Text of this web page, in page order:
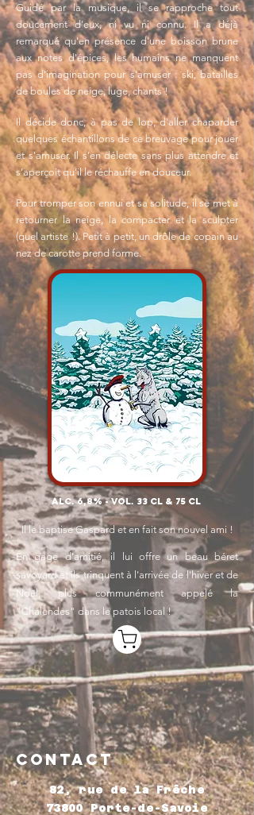
Guidé par la musique, il se rapproche tout
doucement d'eux, ni vu ni connu. Il a déjà
remarqué qu'en présence d'une boisson brune
aux notes d'épices, les humains ne manquent
pas d'imagination pour s'amuser : ski, batailles
de boules de neige, luge, chants !
Il décide donc, à pas de lop, d'aller chaparder
quelques échantillons de ce breuvage pour jouer
et s'amuser. Il s’en délecte sans plus attendre et
s’aperçoit qu’il le réchauffe en douceur.
Pour tromper son ennui et sa solitude, il se met à
retourner la neige, la compacter et la sculpter
(quel artiste !). Petit à petit, un drôle de copain au
nez de carotte prend forme.
ALC. 6,8% - VOL. 33 CL & 75 cl
Il le baptise Gaspard et en fait son nouvel ami !
En gage d'amitié, il lui offre un beau béret
savoyard et ils trinquent à l'arrivée de l'hiver et de
Noël, plus communément appelé la
"Chalendes" dans le patois local !
Contact
82, rue de la Frêche
73800 Porte-de-Savoie